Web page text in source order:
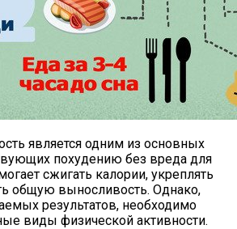
является одним из основных
похудению без вреда для
сжигать калории, укреплять
выносливость. Однако,
результатов, необходимо
виды физической активности.